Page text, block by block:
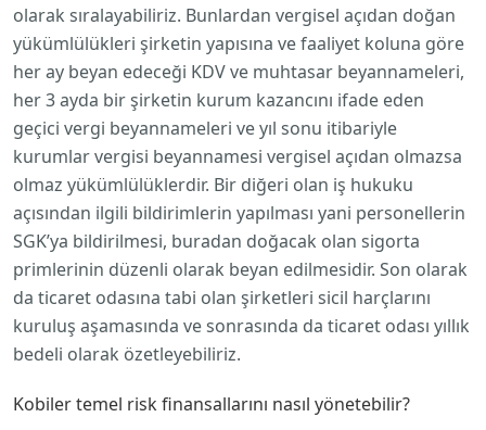
olarak sıralayabiliriz. Bunlardan vergisel açıdan doğan
yükümlülükleri şirketin yapısına ve faaliyet koluna göre
her ay beyan edeceği KDV ve muhtasar beyannameleri,
her 3 ayda bir şirketin kurum kazancını ifade eden
geçici vergi beyannameleri ve yıl sonu itibariyle
kurumlar vergisi beyannamesi vergisel açıdan olmazsa
olmaz yükümlülüklerdir. Bir diğeri olan iş hukuku
açısından ilgili bildirimlerin yapılması yani personellerin
SGK’ya bildirilmesi, buradan doğacak olan sigorta
primlerinin düzenli olarak beyan edilmesidir. Son olarak
da ticaret odasına tabi olan şirketleri sicil harçlarını
kuruluş aşamasında ve sonrasında da ticaret odası yıllık
bedeli olarak özetleyebiliriz.
Kobiler temel risk finansallarını nasıl yönetebilir?